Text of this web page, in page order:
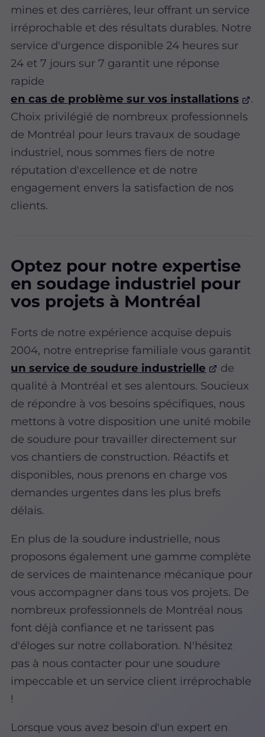
mines et des carrières, leur offrant un service
irréprochable et des résultats durables. Notre
service d'urgence disponible 24 heures sur
24 et 7 jours sur 7 garantit une réponse
rapide
en cas de problème sur vos installations
.
Choix privilégié de nombreux professionnels
de Montréal pour leurs travaux de soudage
industriel, nous sommes fiers de notre
réputation d'excellence et de notre
engagement envers la satisfaction de nos
clients.
Optez pour notre expertise
en soudage industriel pour
vos projets à Montréal
Forts de notre expérience acquise depuis
2004, notre entreprise familiale vous garantit
un service de soudure industrielle
de
qualité à Montréal et ses alentours. Soucieux
de répondre à vos besoins spécifiques, nous
mettons à votre disposition une unité mobile
de soudure pour travailler directement sur
vos chantiers de construction. Réactifs et
disponibles, nous prenons en charge vos
demandes urgentes dans les plus brefs
délais.
En plus de la soudure industrielle, nous
proposons également une gamme complète
de services de maintenance mécanique pour
vous accompagner dans tous vos projets. De
nombreux professionnels de Montréal nous
font déjà confiance et ne tarissent pas
d'éloges sur notre collaboration. N'hésitez
pas à nous contacter pour une soudure
impeccable et un service client irréprochable
!
Lorsque vous avez besoin d'un expert en